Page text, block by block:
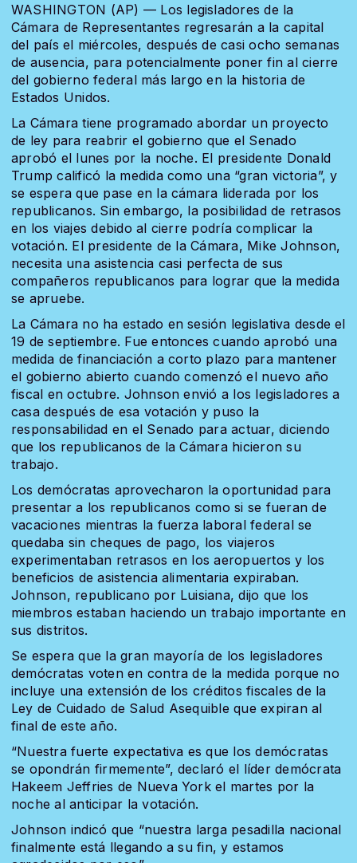
WASHINGTON (AP) — Los legisladores de la
Cámara de Representantes regresarán a la capital
del país el miércoles, después de casi ocho semanas
de ausencia, para potencialmente poner fin al cierre
del gobierno federal más largo en la historia de
Estados Unidos.
La Cámara tiene programado abordar un proyecto
de ley para reabrir el gobierno que el Senado
aprobó el lunes por la noche. El presidente Donald
Trump calificó la medida como una “gran victoria”, y
se espera que pase en la cámara liderada por los
republicanos. Sin embargo, la posibilidad de retrasos
en los viajes debido al cierre podría complicar la
votación. El presidente de la Cámara, Mike Johnson,
necesita una asistencia casi perfecta de sus
compañeros republicanos para lograr que la medida
se apruebe.
La Cámara no ha estado en sesión legislativa desde el
19 de septiembre. Fue entonces cuando aprobó una
medida de financiación a corto plazo para mantener
el gobierno abierto cuando comenzó el nuevo año
fiscal en octubre. Johnson envió a los legisladores a
casa después de esa votación y puso la
responsabilidad en el Senado para actuar, diciendo
que los republicanos de la Cámara hicieron su
trabajo.
Los demócratas aprovecharon la oportunidad para
presentar a los republicanos como si se fueran de
vacaciones mientras la fuerza laboral federal se
quedaba sin cheques de pago, los viajeros
experimentaban retrasos en los aeropuertos y los
beneficios de asistencia alimentaria expiraban.
Johnson, republicano por Luisiana, dijo que los
miembros estaban haciendo un trabajo importante en
sus distritos.
Se espera que la gran mayoría de los legisladores
demócratas voten en contra de la medida porque no
incluye una extensión de los créditos fiscales de la
Ley de Cuidado de Salud Asequible que expiran al
final de este año.
“Nuestra fuerte expectativa es que los demócratas
se opondrán firmemente”, declaró el líder demócrata
Hakeem Jeffries de Nueva York el martes por la
noche al anticipar la votación.
Johnson indicó que “nuestra larga pesadilla nacional
finalmente está llegando a su fin, y estamos